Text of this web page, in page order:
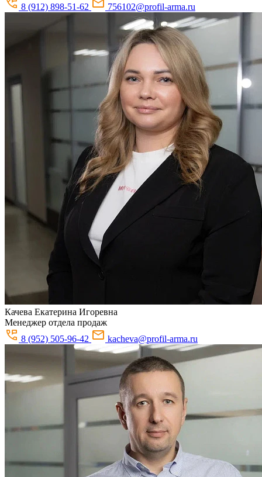
8 (912) 898-51-62
756102@profil-arma.ru
Качева Екатерина Игоревна
Менеджер отдела продаж
8 (952) 505-96-42
kacheva@profil-arma.ru